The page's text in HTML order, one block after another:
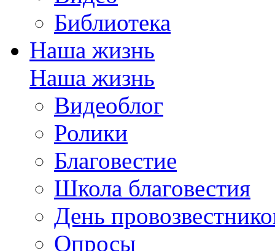
Библиотека
Наша жизнь
Наша жизнь
Видеоблог
Ролики
Благовестие
Школа благовестия
День
Опросы